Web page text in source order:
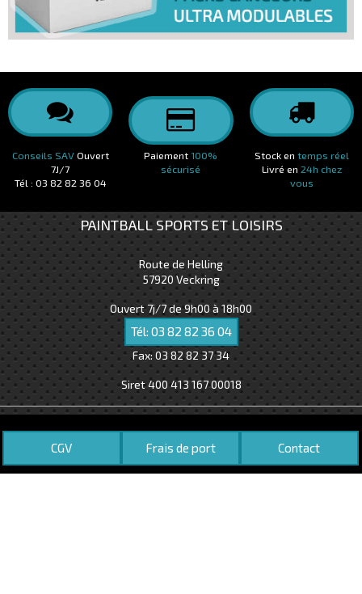
Conseils SAVOuvert
7J/7
Tél : 03 82 82 36 04
Paiement100%
sécurisé
Stock en temps réel
Livré en 24h chez
vous
PAINTBALL SPORTS ET LOISIRS
Route de Helling
57920 Veckring
Ouvert 7j/7 de 9h00 à 18h00
Tél: 03 82 82 36 04
Fax: 03 82 82 37 34
Siret 400 413 167 00018
CGV Frais de port Contact